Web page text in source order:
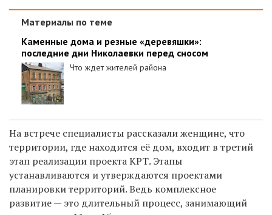
Материалы по теме
Каменные дома и резные «деревяшки»:
последние дни Николаевки перед сносом
Что ждет жителей района
На встрече специалисты рассказали женщине, что
территории, где находится её дом, входит в третий
этап реализации проекта КРТ. Этапы
устанавливаются и утверждаются проектами
планировки территорий. Ведь комплексное
развитие — это длительный процесс, занимающий